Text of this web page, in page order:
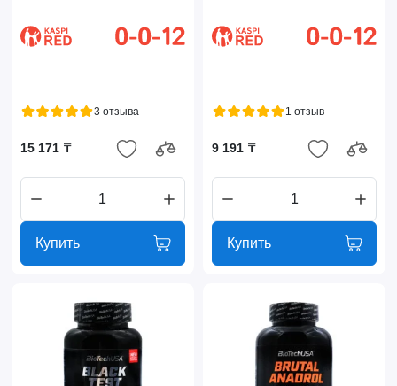
3 отзыва
15 171 ₸
Купить
1 отзыв
9 191 ₸
Купить